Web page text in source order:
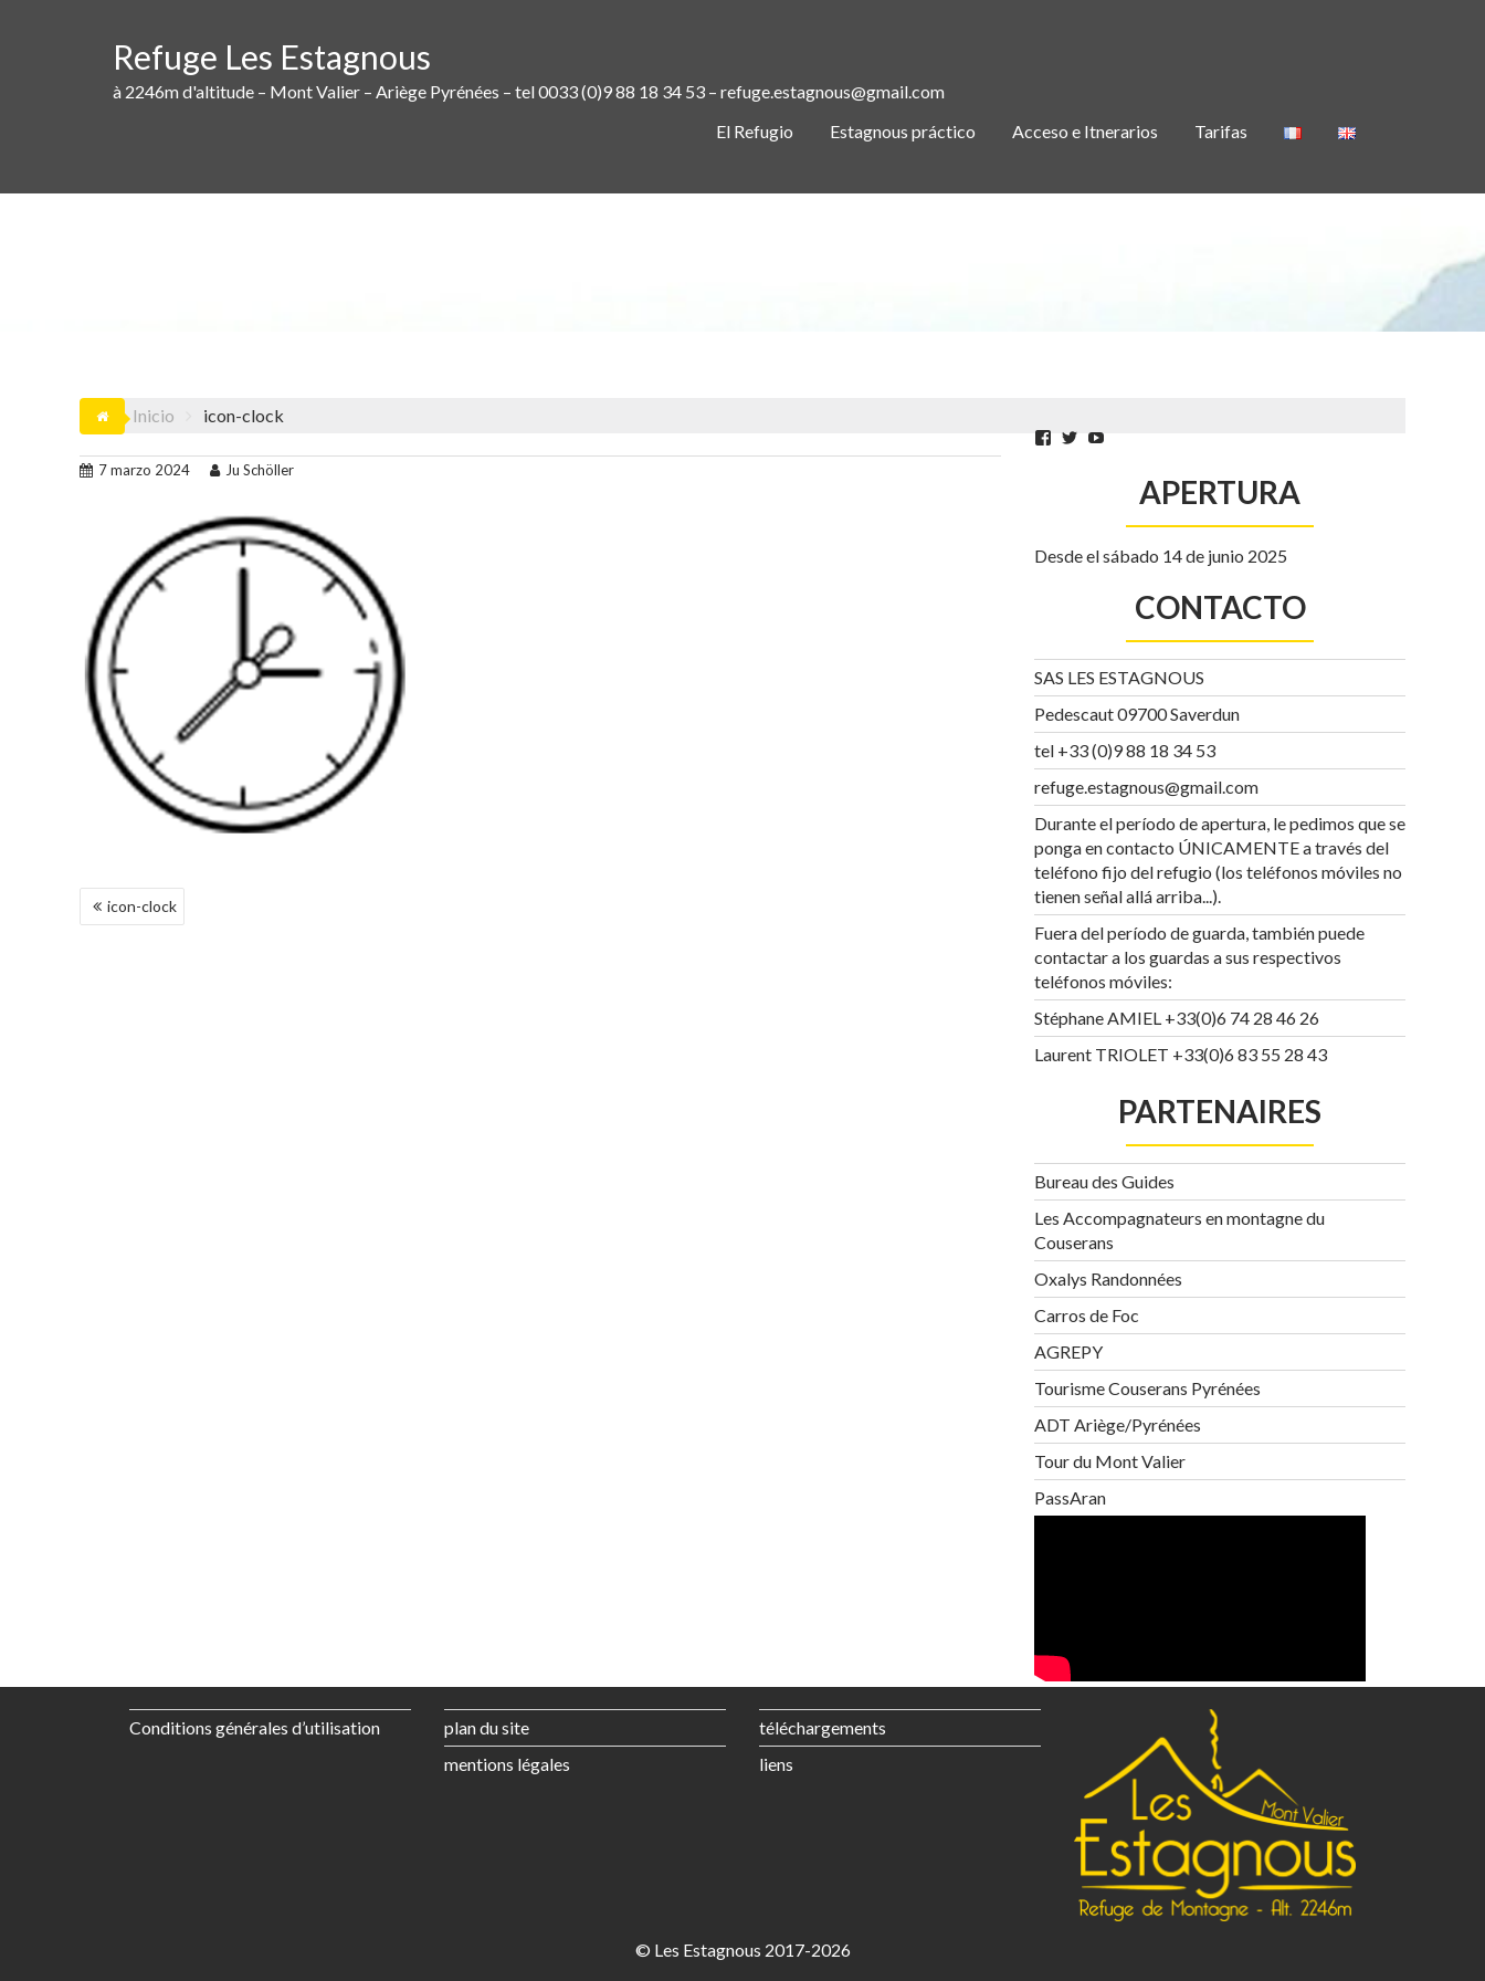
Refuge Les Estagnous
à 2246m d'altitude – Mont Valier – Ariège Pyrénées – tel 0033 (0)9 88 18 34 53 – refuge.estagnous@gmail.com
El Refugio
Estagnous práctico Acceso e Itnerarios Tarifas
Inicio icon-clock
7 marzo 2024 Ju Schöller
NAVEGACIÓN
DE
icon-clock
Facebook
Twitter
APERTURA
Desde el sábado 14 de junio 2025
CONTACTO
SAS LES ESTAGNOUS
Pedescaut 09700 Saverdun
tel +33 (0)9 88 18 34 53
refuge.estagnous@gmail.com
Durante el período de apertura, le pedimos que se
ponga en contacto ÚNICAMENTE a través del
teléfono fijo del refugio (los teléfonos móviles no
tienen señal allá arriba...).
Fuera del período de guarda, también puede
contactar a los guardas a sus respectivos
teléfonos móviles:
Stéphane AMIEL +33(0)6 74 28 46 26
Laurent TRIOLET +33(0)6 83 55 28 43
PARTENAIRES
Bureau des Guides
Les Accompagnateurs en montagne du
Couserans
Oxalys Randonnées
Carros de Foc
AGREPY
Tourisme Couserans Pyrénées
ADT Ariège/Pyrénées
Tour du Mont Valier
PassAran
Conditions générales d’utilisation
plan du site
mentions légales
téléchargements
liens
© Les Estagnous 2017-2026